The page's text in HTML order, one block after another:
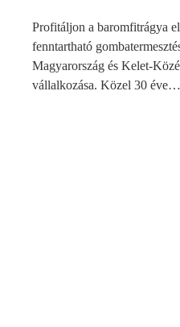
Profitáljon a baromfitrágya
fenntartható
Magyarország és Kelet-
vállalkozása. Közel 30 éve…